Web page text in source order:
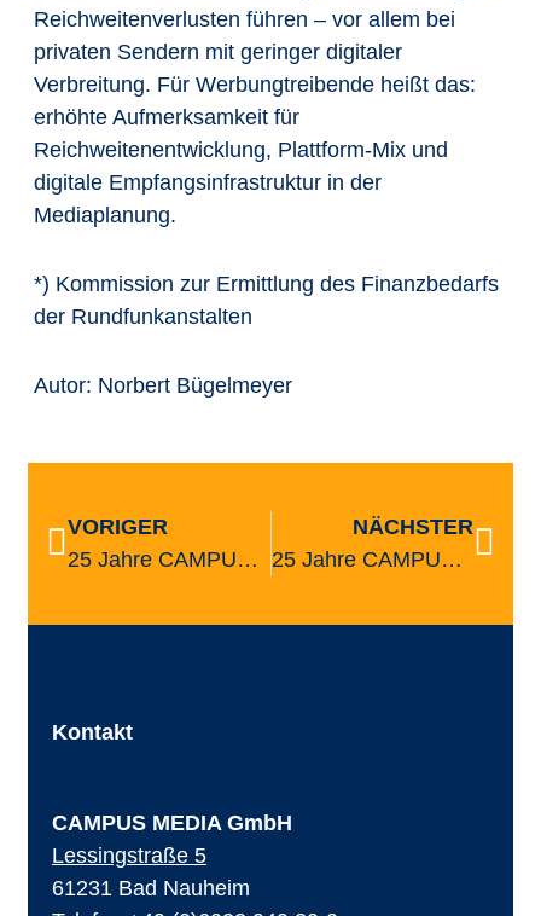
Reichweitenverlusten führen – vor allem bei
privaten Sendern mit geringer digitaler
Verbreitung. Für Werbungtreibende heißt das:
erhöhte Aufmerksamkeit für
Reichweitenentwicklung, Plattform-Mix und
digitale Empfangsinfrastruktur in der
Mediaplanung.
*) Kommission zur Ermittlung des Finanzbedarfs
der Rundfunkanstalten
Autor: Norbert Bügelmeyer
VORIGER
25 Jahre CAMPUS MEDIA Forschungslandschaft im Umbruch: Publikumszeitschriften
NÄCHSTER
25 Jahre CAMPUS MEDIA Medienlandschaft im Umbruch: Der Wandel der Audio-Landschaft
Kontakt
CAMPUS MEDIA GmbH
Lessingstraße 5
61231 Bad Nauheim